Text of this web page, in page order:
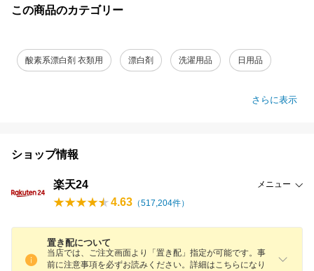
この商品のカテゴリー
酸素系漂白剤 衣類用 漂白剤 洗濯用品 日用品
さらに表示
ショップ情報
楽天24 メニュー
4.63 （517,204件）
置き配について
当店では、ご注文画面より「置き配」指定が可能です。事
前に注意事項を必ずお読みください。詳細はこちらになり